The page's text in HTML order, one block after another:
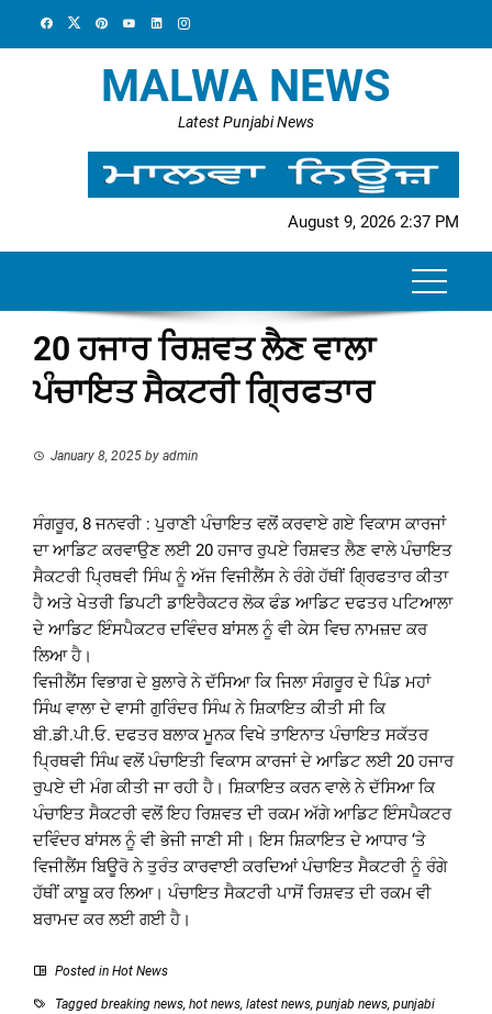
MALWA NEWS
Latest Punjabi News
August 9, 2026 2:37 PM
20 ਹਜਾਰ ਰਿਸ਼ਵਤ ਲੈਣ ਵਾਲਾ
ਪੰਚਾਇਤ ਸੈਕਟਰੀ ਗ੍ਰਿਫਤਾਰ
January 8, 2025 by admin
ਸੰਗਰੂਰ, 8 ਜਨਵਰੀ : ਪੁਰਾਣੀ ਪੰਚਾਇਤ ਵਲੋਂ ਕਰਵਾਏ ਗਏ ਵਿਕਾਸ ਕਾਰਜਾਂ
ਦਾ ਆਡਿਟ ਕਰਵਾਉਣ ਲਈ 20 ਹਜਾਰ ਰੁਪਏ ਰਿਸ਼ਵਤ ਲੈਣ ਵਾਲੇ ਪੰਚਾਇਤ
ਸੈਕਟਰੀ ਪ੍ਰਿਥਵੀ ਸਿੰਘ ਨੂੰ ਅੱਜ ਵਿਜੀਲੈਂਸ ਨੇ ਰੰਗੇ ਹੱਥੀਂ ਗ੍ਰਿਫਤਾਰ ਕੀਤਾ
ਹੈ ਅਤੇ ਖੇਤਰੀ ਡਿਪਟੀ ਡਾਇਰੈਕਟਰ ਲੋਕ ਫੰਡ ਆਡਿਟ ਦਫਤਰ ਪਟਿਆਲਾ
ਦੇ ਆਡਿਟ ਇੰਸਪੈਕਟਰ ਦਵਿੰਦਰ ਬਾਂਸਲ ਨੂੰ ਵੀ ਕੇਸ ਵਿਚ ਨਾਮਜ਼ਦ ਕਰ
ਲਿਆ ਹੈ।
ਵਿਜੀਲੈਂਸ ਵਿਭਾਗ ਦੇ ਬੁਲਾਰੇ ਨੇ ਦੱਸਿਆ ਕਿ ਜਿਲਾ ਸੰਗਰੂਰ ਦੇ ਪਿੰਡ ਮਹਾਂ
ਸਿੰਘ ਵਾਲਾ ਦੇ ਵਾਸੀ ਗੁਰਿੰਦਰ ਸਿੰਘ ਨੇ ਸ਼ਿਕਾਇਤ ਕੀਤੀ ਸੀ ਕਿ
ਬੀ.ਡੀ.ਪੀ.ਓ. ਦਫਤਰ ਬਲਾਕ ਮੂਨਕ ਵਿਖੇ ਤਾਇਨਾਤ ਪੰਚਾਇਤ ਸਕੱਤਰ
ਪ੍ਰਿਥਵੀ ਸਿੰਘ ਵਲੋਂ ਪੰਚਾਇਤੀ ਵਿਕਾਸ ਕਾਰਜਾਂ ਦੇ ਆਡਿਟ ਲਈ 20 ਹਜਾਰ
ਰੁਪਏ ਦੀ ਮੰਗ ਕੀਤੀ ਜਾ ਰਹੀ ਹੈ। ਸ਼ਿਕਾਇਤ ਕਰਨ ਵਾਲੇ ਨੇ ਦੱਸਿਆ ਕਿ
ਪੰਚਾਇਤ ਸੈਕਟਰੀ ਵਲੋਂ ਇਹ ਰਿਸ਼ਵਤ ਦੀ ਰਕਮ ਅੱਗੇ ਆਡਿਟ ਇੰਸਪੈਕਟਰ
ਦਵਿੰਦਰ ਬਾਂਸਲ ਨੂੰ ਵੀ ਭੇਜੀ ਜਾਣੀ ਸੀ। ਇਸ ਸ਼ਿਕਾਇਤ ਦੇ ਆਧਾਰ ‘ਤੇ
ਵਿਜੀਲੈਂਸ ਬਿਊਰੋ ਨੇ ਤੁਰੰਤ ਕਾਰਵਾਈ ਕਰਦਿਆਂ ਪੰਚਾਇਤ ਸੈਕਟਰੀ ਨੂੰ ਰੰਗੇ
ਹੱਥੀਂ ਕਾਬੂ ਕਰ ਲਿਆ। ਪੰਚਾਇਤ ਸੈਕਟਰੀ ਪਾਸੋਂ ਰਿਸ਼ਵਤ ਦੀ ਰਕਮ ਵੀ
ਬਰਾਮਦ ਕਰ ਲਈ ਗਈ ਹੈ।
Posted in Hot News
Tagged breaking news, hot news, latest news, punjab news, punjabi